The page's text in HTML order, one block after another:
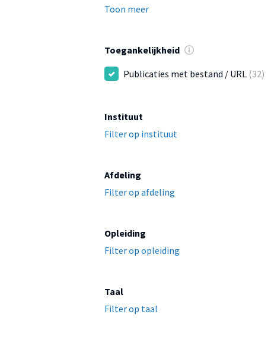
Toon meer
Toegankelijkheid
Publicaties met bestand / URL (32)
Instituut
Filter op instituut
Afdeling
Filter op afdeling
Opleiding
Filter op opleiding
Taal
Filter op taal